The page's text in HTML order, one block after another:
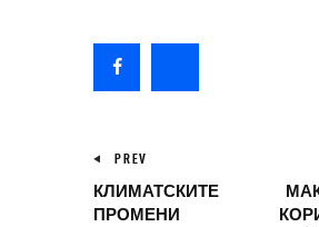
PREV
КЛИМАТСКИТЕ
ПРОМЕНИ